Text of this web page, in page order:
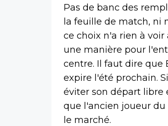
Pas de banc des
la feuille de match, ni
ce choix n'a rien à
une manière pour
centre. Il faut dire que
expire l'été prochain.
éviter son départ libre
que l'ancien joueur
le marché.